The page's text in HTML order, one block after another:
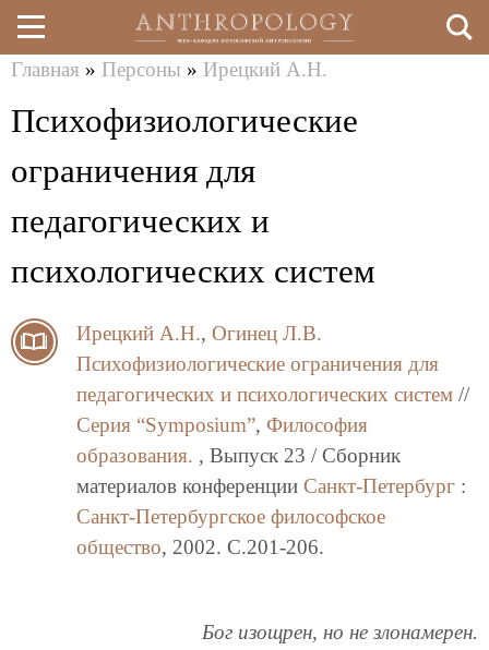
Перейти
к
здесь
Главная » Персоны » Ирецкий А.Н.
Психофизиологические
ограничения для
педагогических и
психологических систем
Ирецкий А.Н., Огинец Л.В.
Психофизиологические ограничения для
педагогических и психологических систем //
Серия “Symposium”, Философия
образования. , Выпуск 23 / Сборник
материалов конференции Санкт-Петербург :
Санкт-Петербургское философское
общество, 2002. C.201-206.
Бог изощрен, но не злонамерен.